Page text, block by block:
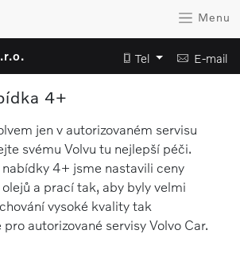
Menu
Tel E-mail
4+
jen v autorizovaném servisu
svému Volvu tu nejlepší péči.
4+ jsme nastavili ceny
a prací tak, aby byly velmi
vysoké kvality tak
autorizované servisy Volvo Car.